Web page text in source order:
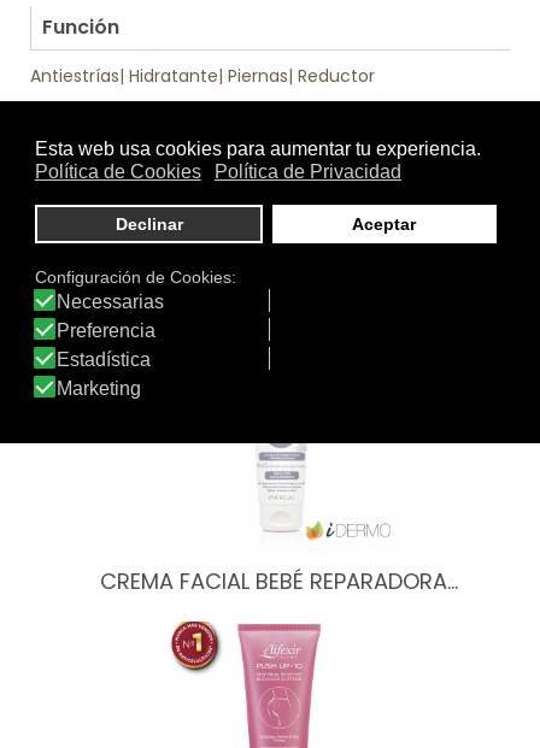
Función
Antiestrías| Hidratante| Piernas| Reductor
Textura
Tratamiento
de:
Otros productos de E’lifexir
CREMA FACIAL BEBÉ REPARADORA…